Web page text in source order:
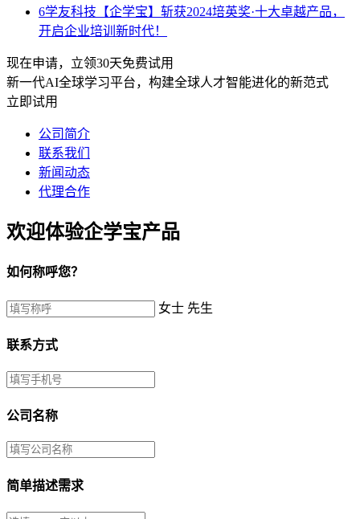
6学友科技【企学宝】斩获2024培英奖·十大卓越产品，
开启企业培训新时代！
现在申请，立领30天免费试用
新一代AI全球学习平台，构建全球人才智能进化的新范式
立即试用
公司简介
联系我们
新闻动态
代理合作
欢迎体验企学宝产品
如何称呼您？
女士 先生
联系方式
公司名称
简单描述需求